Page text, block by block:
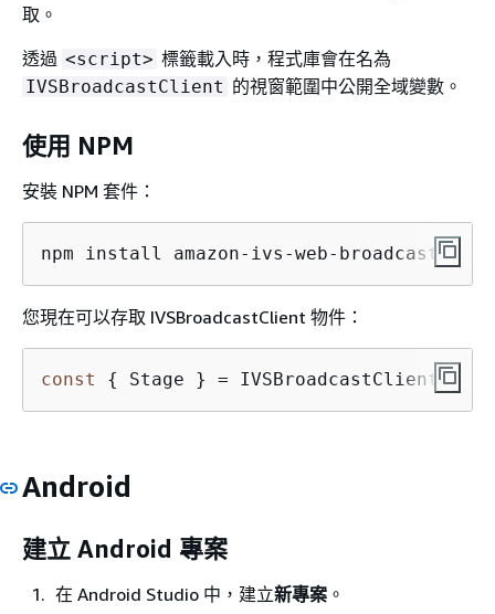
取。
透過 <script> 標籤載入時，程式庫會在名為
IVSBroadcastClient 的視窗範圍中公開全域變數。
使用 NPM
安裝 NPM 套件：
npm install amazon-ivs-web-broadcast
您現在可以存取 IVSBroadcastClient 物件：
const { Stage } = IVSBroadcastClient;
Android
建立 Android 專案
在 Android Studio 中，建立新專案 。